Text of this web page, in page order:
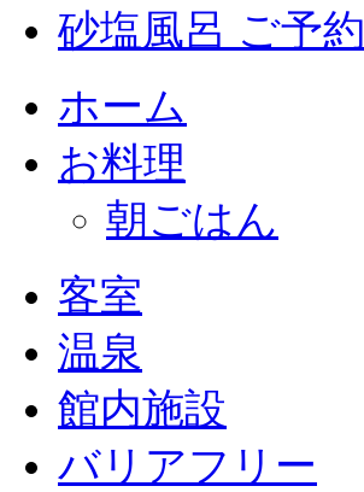
砂塩風呂 ご予約
ホーム
お料理
朝ごはん
客室
温泉
館内施設
バリアフリー